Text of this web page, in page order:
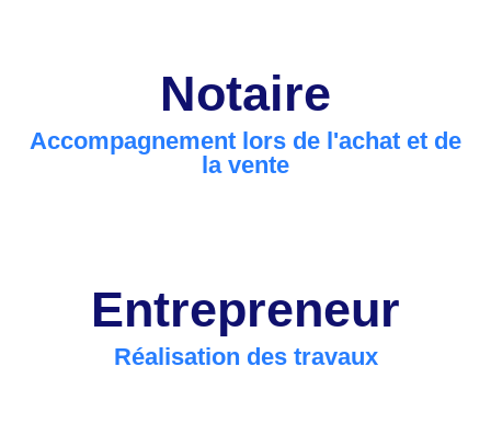
Notaire
Accompagnement lors de l'achat et de
la vente
Entrepreneur
Réalisation des travaux